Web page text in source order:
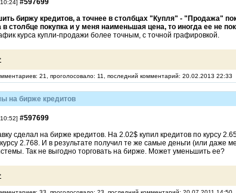
#597699
биржу кредитов, а точнее в столбцах "Купля" - "Продажа"
в столбце покупка и у меня наименьшая цена, то иногда ее не
курса купли-продажи более точным, с точной графировкой.
21, проголосовало: 11, последний комментарий: 20.02.2013 22:33
на бирже кредитов
#597699
сделал на бирже кредитов. На 2.02$ купил кредитов по курсу
2.768. И в результате получил те же самые деньги (или
Так не выгодно торговать на бирже. Может уменьшить ее?